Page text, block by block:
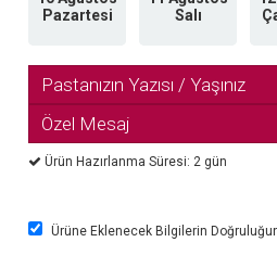
Pazartesi
Salı
Pastanızın Yazısı / Yaşınız
Özel Mesaj
Ürün Hazırlanma Süresi: 2 gün
Ürüne Eklenecek Bilgilerin